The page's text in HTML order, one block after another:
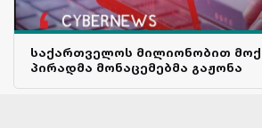
საქართველოს მილიონობით
პირადმა მონაცემებმა გაჟონა